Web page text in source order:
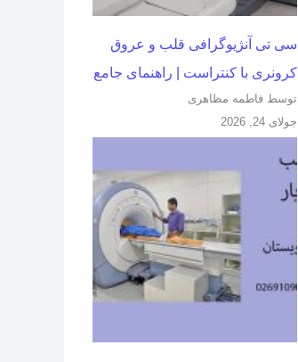
سی تی آنژيوگرافی قلب و عروق
کرونری با کنتراست | راهنمای جامع
توسط فاطمه مظاهری
جولای 24, 2026